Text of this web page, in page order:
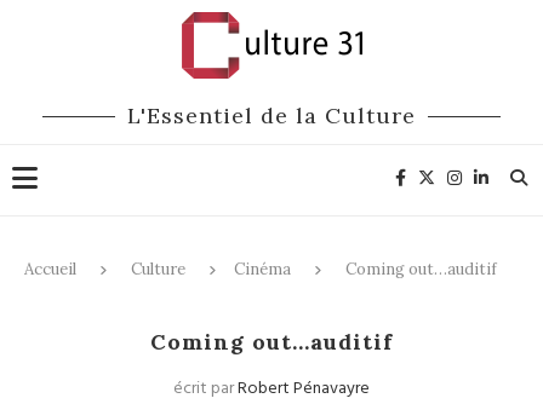
L'Essentiel de la Culture
Accueil Culture Cinéma Coming out…auditif
Coming out…auditif
écrit parRobert Pénavayre